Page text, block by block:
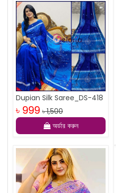
Dupian Silk Saree_DS-418
৳ 999 ৳ 1,500
অর্ডার করুন